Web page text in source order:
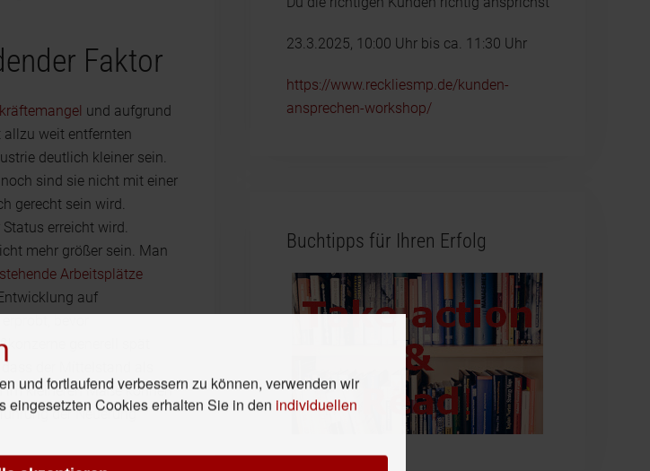
Faktor
und aufgrund
weit entfernten
deutlich kleiner sein.
sind sie nicht mit einer
gerecht sein wird.
erreicht wird.
mehr größer sein. Man
Arbeitsplätze
auf
bevor
generell spät
der Mittelstand als
im kleineren Maße können
der Neuerung
23.3.2025, 10:00 Uhr bis ca. 11:30 Uhr
https://www.reckliesmp.de/kunden-
ansprechen-workshop/
Buchtipps für Ihren Erfolg
und fortlaufend verbessern zu können, verwenden wir
eingesetzten Cookies erhalten Sie in den individuellen